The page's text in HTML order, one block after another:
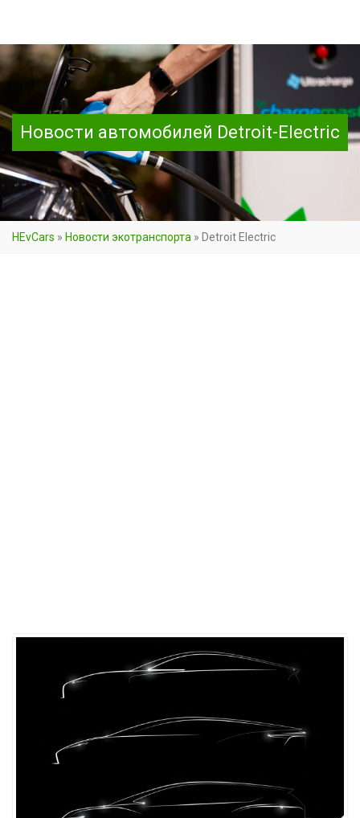
Новости автомобилей Detroit-Electric
HEvCars » Новости экотранспорта » Detroit Electric